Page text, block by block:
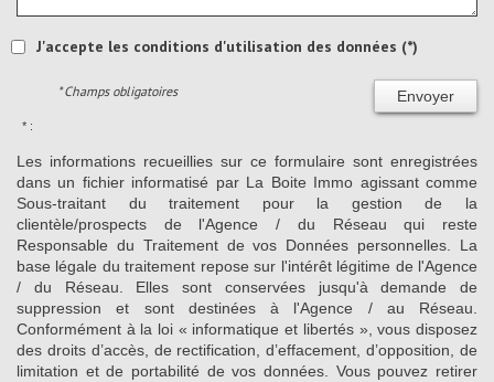
J'accepte les conditions d'utilisation des données (*)
Envoyer
* Champs obligatoires
* :
Les informations recueillies sur ce formulaire sont enregistrées
dans un fichier informatisé par La Boite Immo agissant comme
Sous-traitant du traitement pour la gestion de la
clientèle/prospects de l'Agence / du Réseau qui reste
Responsable du Traitement de vos Données personnelles. La
base légale du traitement repose sur l'intérêt légitime de l'Agence
/ du Réseau. Elles sont conservées jusqu'à demande de
suppression et sont destinées à l'Agence / au Réseau.
Conformément à la loi « informatique et libertés », vous disposez
des droits d’accès, de rectification, d’effacement, d’opposition, de
limitation et de portabilité de vos données. Vous pouvez retirer